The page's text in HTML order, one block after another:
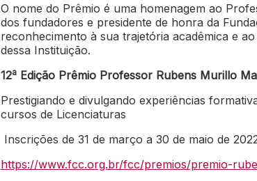
O nome do Prêmio é uma homenagem ao
dos fundadores e presidente de honra da
reconhecimento à sua trajetória acadêmica e
dessa Instituição.
12aEdição Prêmio Professor Rubens Murillo
Prestigiando e divulgando experiências
cursos de Licenciaturas
Inscrições de 31 de março a 30 de maio de
https://www.fcc.org.br/fcc/premios/premio-